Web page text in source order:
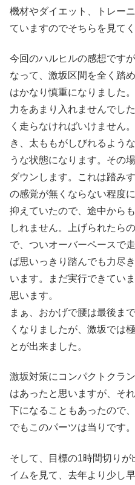
機材やダイエット、トレー
ていますのでそちらを見てく
今回のハルヒルの感想です
なって、激坂区間を全く踏
はかなり慎重になりました
力をあまり入れませんでし
く走らなければいけません
き、太ももがしびれるよう
うな状態になります。その
ダウンします。これは踏み
の感覚が無くならない程度
抑えていたので、途中から
しれません。上げられたら
で、ついオーバーペースで
ば思いっきり踏んでも力尽
います。まだ実行できてい
思います。
まぁ、おかげで腰は最後ま
くなりましたが、激坂では
とが出来ました。
激坂対策にコンパクトクラ
はあったと思いますが、そ
下になることもあったので
でもこのパーツは当りです。
そして、目標の1時間切り
イムを見て、去年より少し